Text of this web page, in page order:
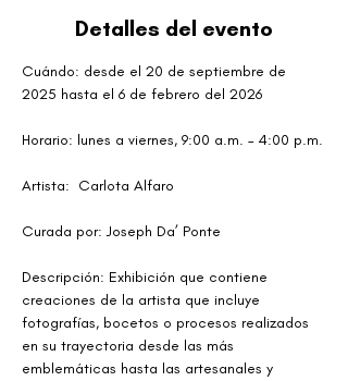
Detalles del evento
Cuándo: desde el 20 de septiembre de
2025 hasta el 6 de febrero del 2026
Horario: lunes a viernes, 9:00 a.m. – 4:00 p.m.
Artista:  Carlota Alfaro
Curada por: Joseph Da’ Ponte
Descripción: Exhibición que contiene
creaciones de la artista que incluye
fotografías, bocetos o procesos realizados
en su trayectoria desde las más
emblemáticas hasta las artesanales y